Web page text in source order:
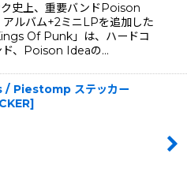
史上、重要バンドPoison
ルバム+2ミニLPを追加した
Of Punk」は、ハードコ
ド、Poison Ideaの…
Piestomp ステッカー
]